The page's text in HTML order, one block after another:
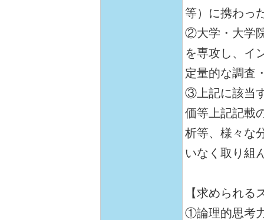
等）に携わっ
②大学・大学
を専攻し、イ
定量的な調査
③上記に該当
価等上記記載
析等、様々な
いなく取り組
【求められる
①論理的思考